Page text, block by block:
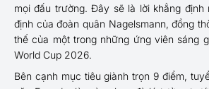
mọi đấu trường. Đây sẽ là lời khẳng định
định của đoàn quân Nagelsmann, đồng
thế của một trong những ứng viên sáng
World Cup 2026.
Bên cạnh mục tiêu giành trọn 9 điểm,